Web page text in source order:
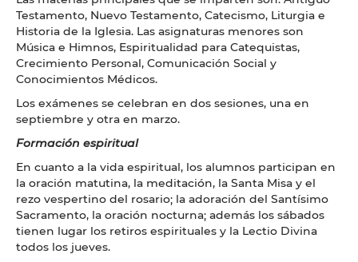
Testamento, Nuevo Testamento, Catecismo, Liturgia e
Historia de la Iglesia. Las asignaturas menores son
Música e Himnos, Espiritualidad para Catequistas,
Crecimiento Personal, Comunicación Social y
Conocimientos Médicos.
Los exámenes se celebran en dos sesiones, una en
septiembre y otra en marzo.
Formación espiritual
En cuanto a la vida espiritual, los alumnos participan en
la oración matutina, la meditación, la Santa Misa y el
rezo vespertino del rosario; la adoración del Santísimo
Sacramento, la oración nocturna; además los sábados
tienen lugar los retiros espirituales y la Lectio Divina
todos los jueves.